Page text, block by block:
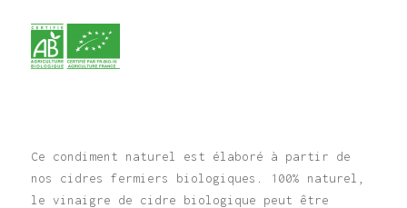
Ce condiment naturel est élaboré à partir de
nos cidres fermiers biologiques. 100% naturel,
le vinaigre de cidre biologique peut être